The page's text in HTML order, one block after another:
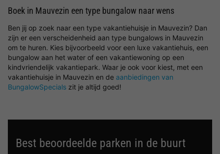
Boek in Mauvezin een type bungalow naar wens
Ben jij op zoek naar een type vakantiehuisje in Mauvezin? Dan
zijn er een verscheidenheid aan type bungalows in Mauvezin
om te huren. Kies bijvoorbeeld voor een luxe vakantiehuis, een
bungalow aan het water of een vakantiewoning op een
kindvriendelijk vakantiepark. Waar je ook voor kiest, met een
vakantiehuisje in Mauvezin en de aanbiedingen van
BungalowSpecials zit je altijd goed!
Best beoordeelde parken in de buurt